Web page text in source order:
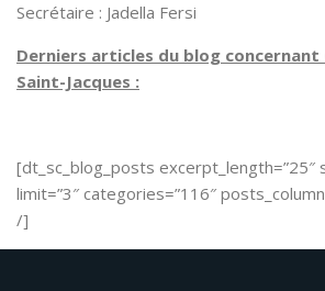
Secrétaire : Jadella Fersi
Derniers articles du blog concernant
Saint-Jacques :
[dt_sc_blog_posts excerpt_length=”25″
limit=”3″ categories=”116″
/]